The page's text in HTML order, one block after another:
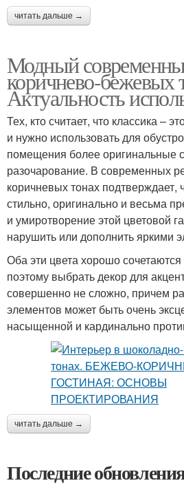
читать дальше →
Модный
коричнево-бежевых
Актуальность
Тех, кто считает, что классика –
и нужно использовать для
помещения более оригинальные
разочарование. В современных
коричневых тонах подтверждает,
стильно, оригинально и весьма
и умиротворение этой цветовой
нарушить или дополнить яркими
Оба эти цвета хорошо
поэтому выбрать декор для
совершенно не сложно, причем
элементов может быть очень
насыщенной и кардинально
читать дальше →
Последние